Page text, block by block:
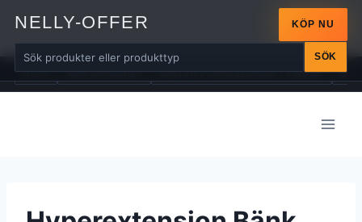
NELLY-OFFER
SÖK
KÖP NU
ALLA ARM-MASKINER BÄLTEN / DRAGREMMAR / LINDOR